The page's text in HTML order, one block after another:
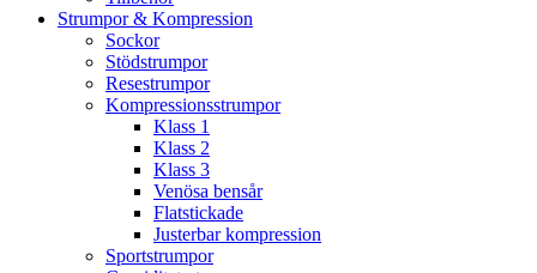
Strumpor & Kompression
Sockor
Stödstrumpor
Resestrumpor
Kompressionsstrumpor
Klass 1
Klass 2
Klass 3
Venösa bensår
Flatstickade
Justerbar kompression
Sportstrumpor